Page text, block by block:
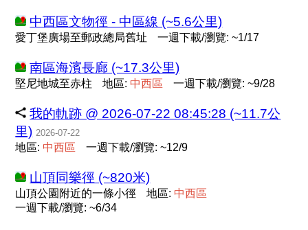
中西區文物徑 - 中區線 (~5.6公里)
愛丁堡廣場至郵政總局舊址 一週下載/瀏覽: ~1/17
南區海濱長廊 (~17.3公里)
堅尼地城至赤柱 地區: 中西區 一週下載/瀏覽: ~9/28
我的軌跡 @ 2026-07-22 08:45:28 (~11.7公
里) 2026-07-22
地區: 中西區 一週下載/瀏覽: ~12/9
山頂同樂徑 (~820米)
山頂公園附近的一條小徑 地區: 中西區
一週下載/瀏覽: ~6/34